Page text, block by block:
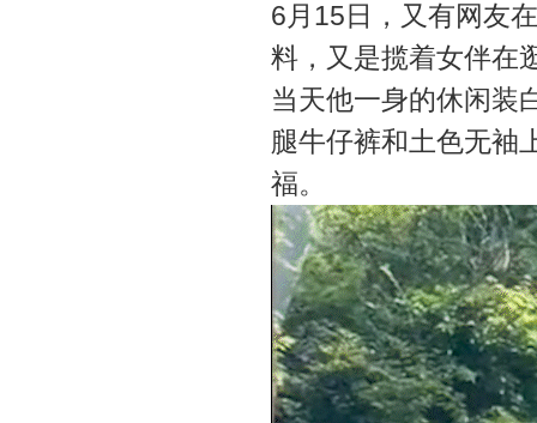
6月15日，又有网友
料，又是揽着女伴在
当天他一身的休闲装
腿牛仔裤和土色无袖
福。